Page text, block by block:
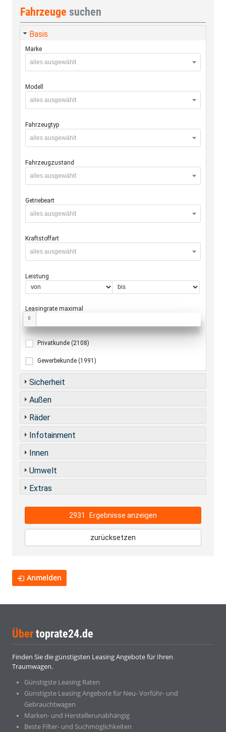
Fahrzeuge suchen
Basis
Marke
alles ausgewählt
Modell
alles ausgewählt
Fahrzeugtyp
alles ausgewählt
Fahrzeugzustand
alles ausgewählt
Getriebeart
alles ausgewählt
Kraftstoffart
alles ausgewählt
Leistung
Leasingrate maximal
0
Privatkunde (2108)
Gewerbekunde (1991)
Sicherheit
Außen
Räder
Infotainment
Innen
Umwelt
Extras
2931 Ergebnisse anzeigen
zurücksetzen
Anmelden
Über toprate24.de
Finden Sie die günstigsten Leasing Angebote für Ihren
Traumwagen.
Günstigste Leasing Raten
Günstigste Leasing Angebote für Neu- Vorführ- und
Gebrauchtwagen
Marken- und Herstellerunabhängig
Beste Filter- und Suchmöglichkeiten